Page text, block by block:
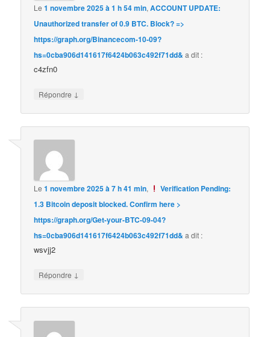
Le1 novembre 2025 à 1 h 54 min,ACCOUNT UPDATE:
Unauthorized transfer of 0.9 BTC. Block? =>
https://graph.org/Binancecom-10-09?
hs=0cba906d141617f6424b063c492f71dd& a dit :
c4zfn0
Répondre ↓
Le1 novembre 2025 à 7 h 41 min,
Verification Pending:
1.3 Bitcoin deposit blocked. Confirm here >
https://graph.org/Get-your-BTC-09-04?
hs=0cba906d141617f6424b063c492f71dd& a dit :
wsvjj2
Répondre ↓